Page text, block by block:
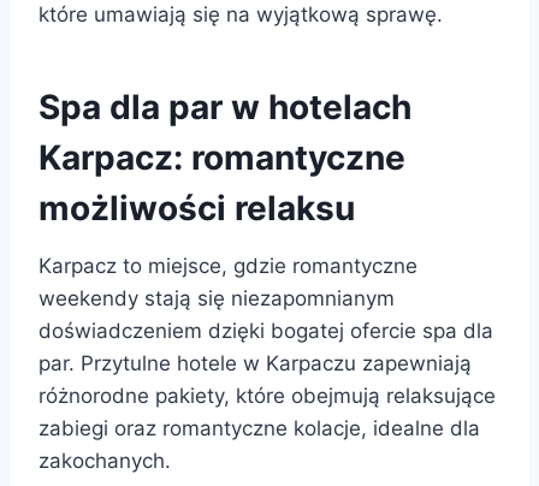
które umawiają się na wyjątkową sprawę.
Spa dla par w hotelach
Karpacz: romantyczne
możliwości relaksu
Karpacz to miejsce, gdzie romantyczne
weekendy stają się niezapomnianym
doświadczeniem dzięki bogatej ofercie spa dla
par. Przytulne hotele w Karpaczu zapewniają
różnorodne pakiety, które obejmują relaksujące
zabiegi oraz romantyczne kolacje, idealne dla
zakochanych.